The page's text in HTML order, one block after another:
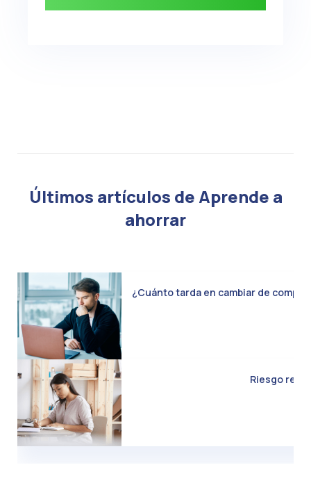
Últimos artículos de Aprende a
ahorrar
¿Cuánto tarda en cambiar de
Riesgo real